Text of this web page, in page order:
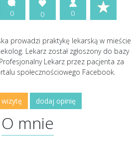
0 0 0
prowadzi praktykę lekarską w mieście
Lekarz został zgłoszony do bazy
Lekarz przez pacjenta za
społecznościowego Facebook.
dodaj opinię
O mnie